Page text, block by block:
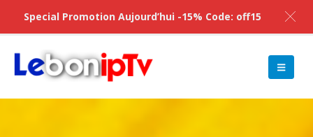
Special Promotion Aujourd’hui -15% Code: off15